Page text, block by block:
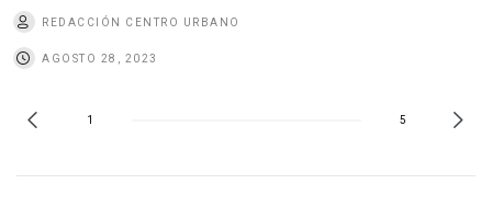
REDACCIÓN CENTRO URBANO
AGOSTO 28, 2023
1 5